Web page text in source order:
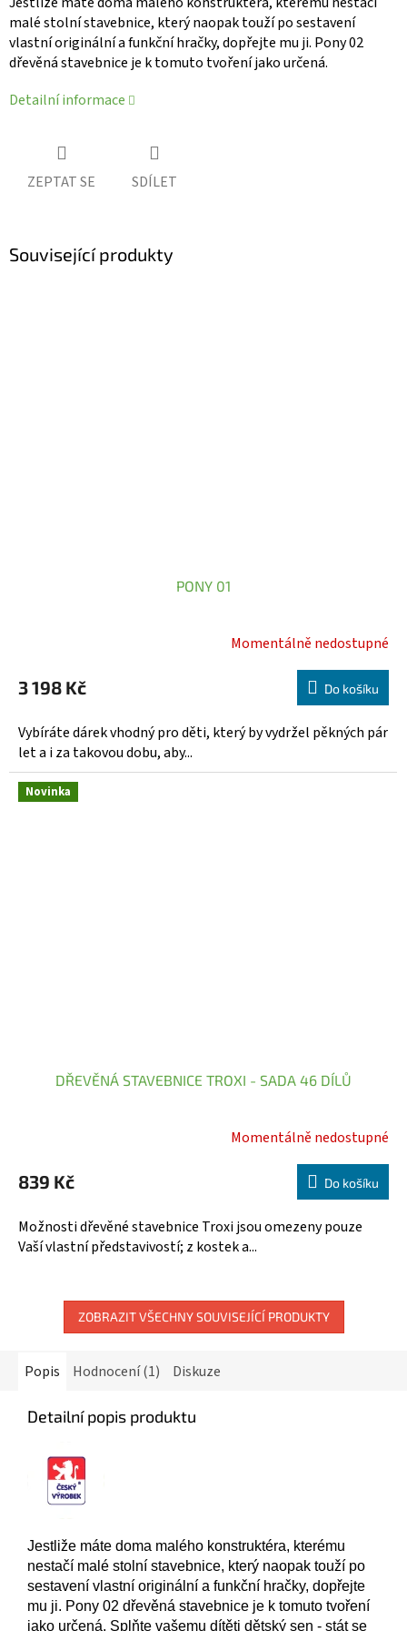
malé stolní stavebnice, který naopak touží po sestavení
vlastní originální a funkční hračky, dopřejte mu ji. Pony 02
dřevěná stavebnice je k tomuto tvoření jako určená.
Detailní informace
ZEPTAT SE SDÍLET
Související produkty
PONY 01
produktu
5,0
z
5
hvězdiček.
Momentálně nedostupné
3 198 Kč Do košíku
Vybíráte dárek vhodný pro děti, který by vydržel pěkných pár
let a i za takovou dobu, aby...
Novinka
DŘEVĚNÁ STAVEBNICE TROXI - SADA 46 DÍLŮ
Momentálně nedostupné
839 Kč Do košíku
Možnosti dřevěné stavebnice Troxi jsou omezeny pouze
Vaší vlastní představivostí; z kostek a...
ZOBRAZIT VŠECHNY SOUVISEJÍCÍ PRODUKTY
Popis Hodnocení (1) Diskuze
Detailní popis produktu
Jestliže máte doma malého konstruktéra, kterému
nestačí malé stolní stavebnice, který naopak touží po
sestavení vlastní originální a funkční hračky, dopřejte
mu ji. Pony 02 dřevěná stavebnice je k tomuto tvoření
jako určená. Splňte vašemu dítěti dětský sen - stát se